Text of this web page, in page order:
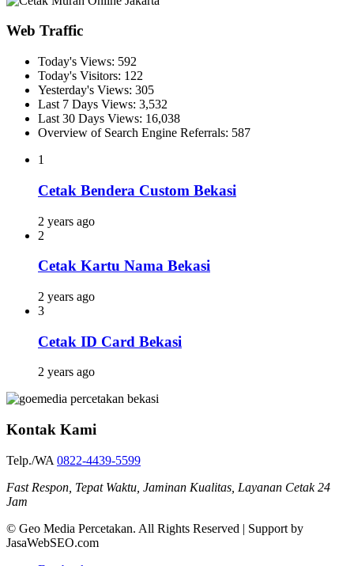
Web Traffic
Today's Views: 592
Today's Visitors: 122
Yesterday's Views: 305
Last 7 Days Views: 3,532
Last 30 Days Views: 16,038
Overview of Search Engine Referrals: 587
1
Cetak Bendera Custom Bekasi
2 years ago
2
Cetak Kartu Nama Bekasi
2 years ago
3
Cetak ID Card Bekasi
2 years ago
Kontak Kami
Telp./WA 0822-4439-5599
Fast Respon, Tepat Waktu, Jaminan Kualitas, Layanan Cetak 24
Jam
© Geo Media Percetakan. All Rights Reserved | Support by
JasaWebSEO.com